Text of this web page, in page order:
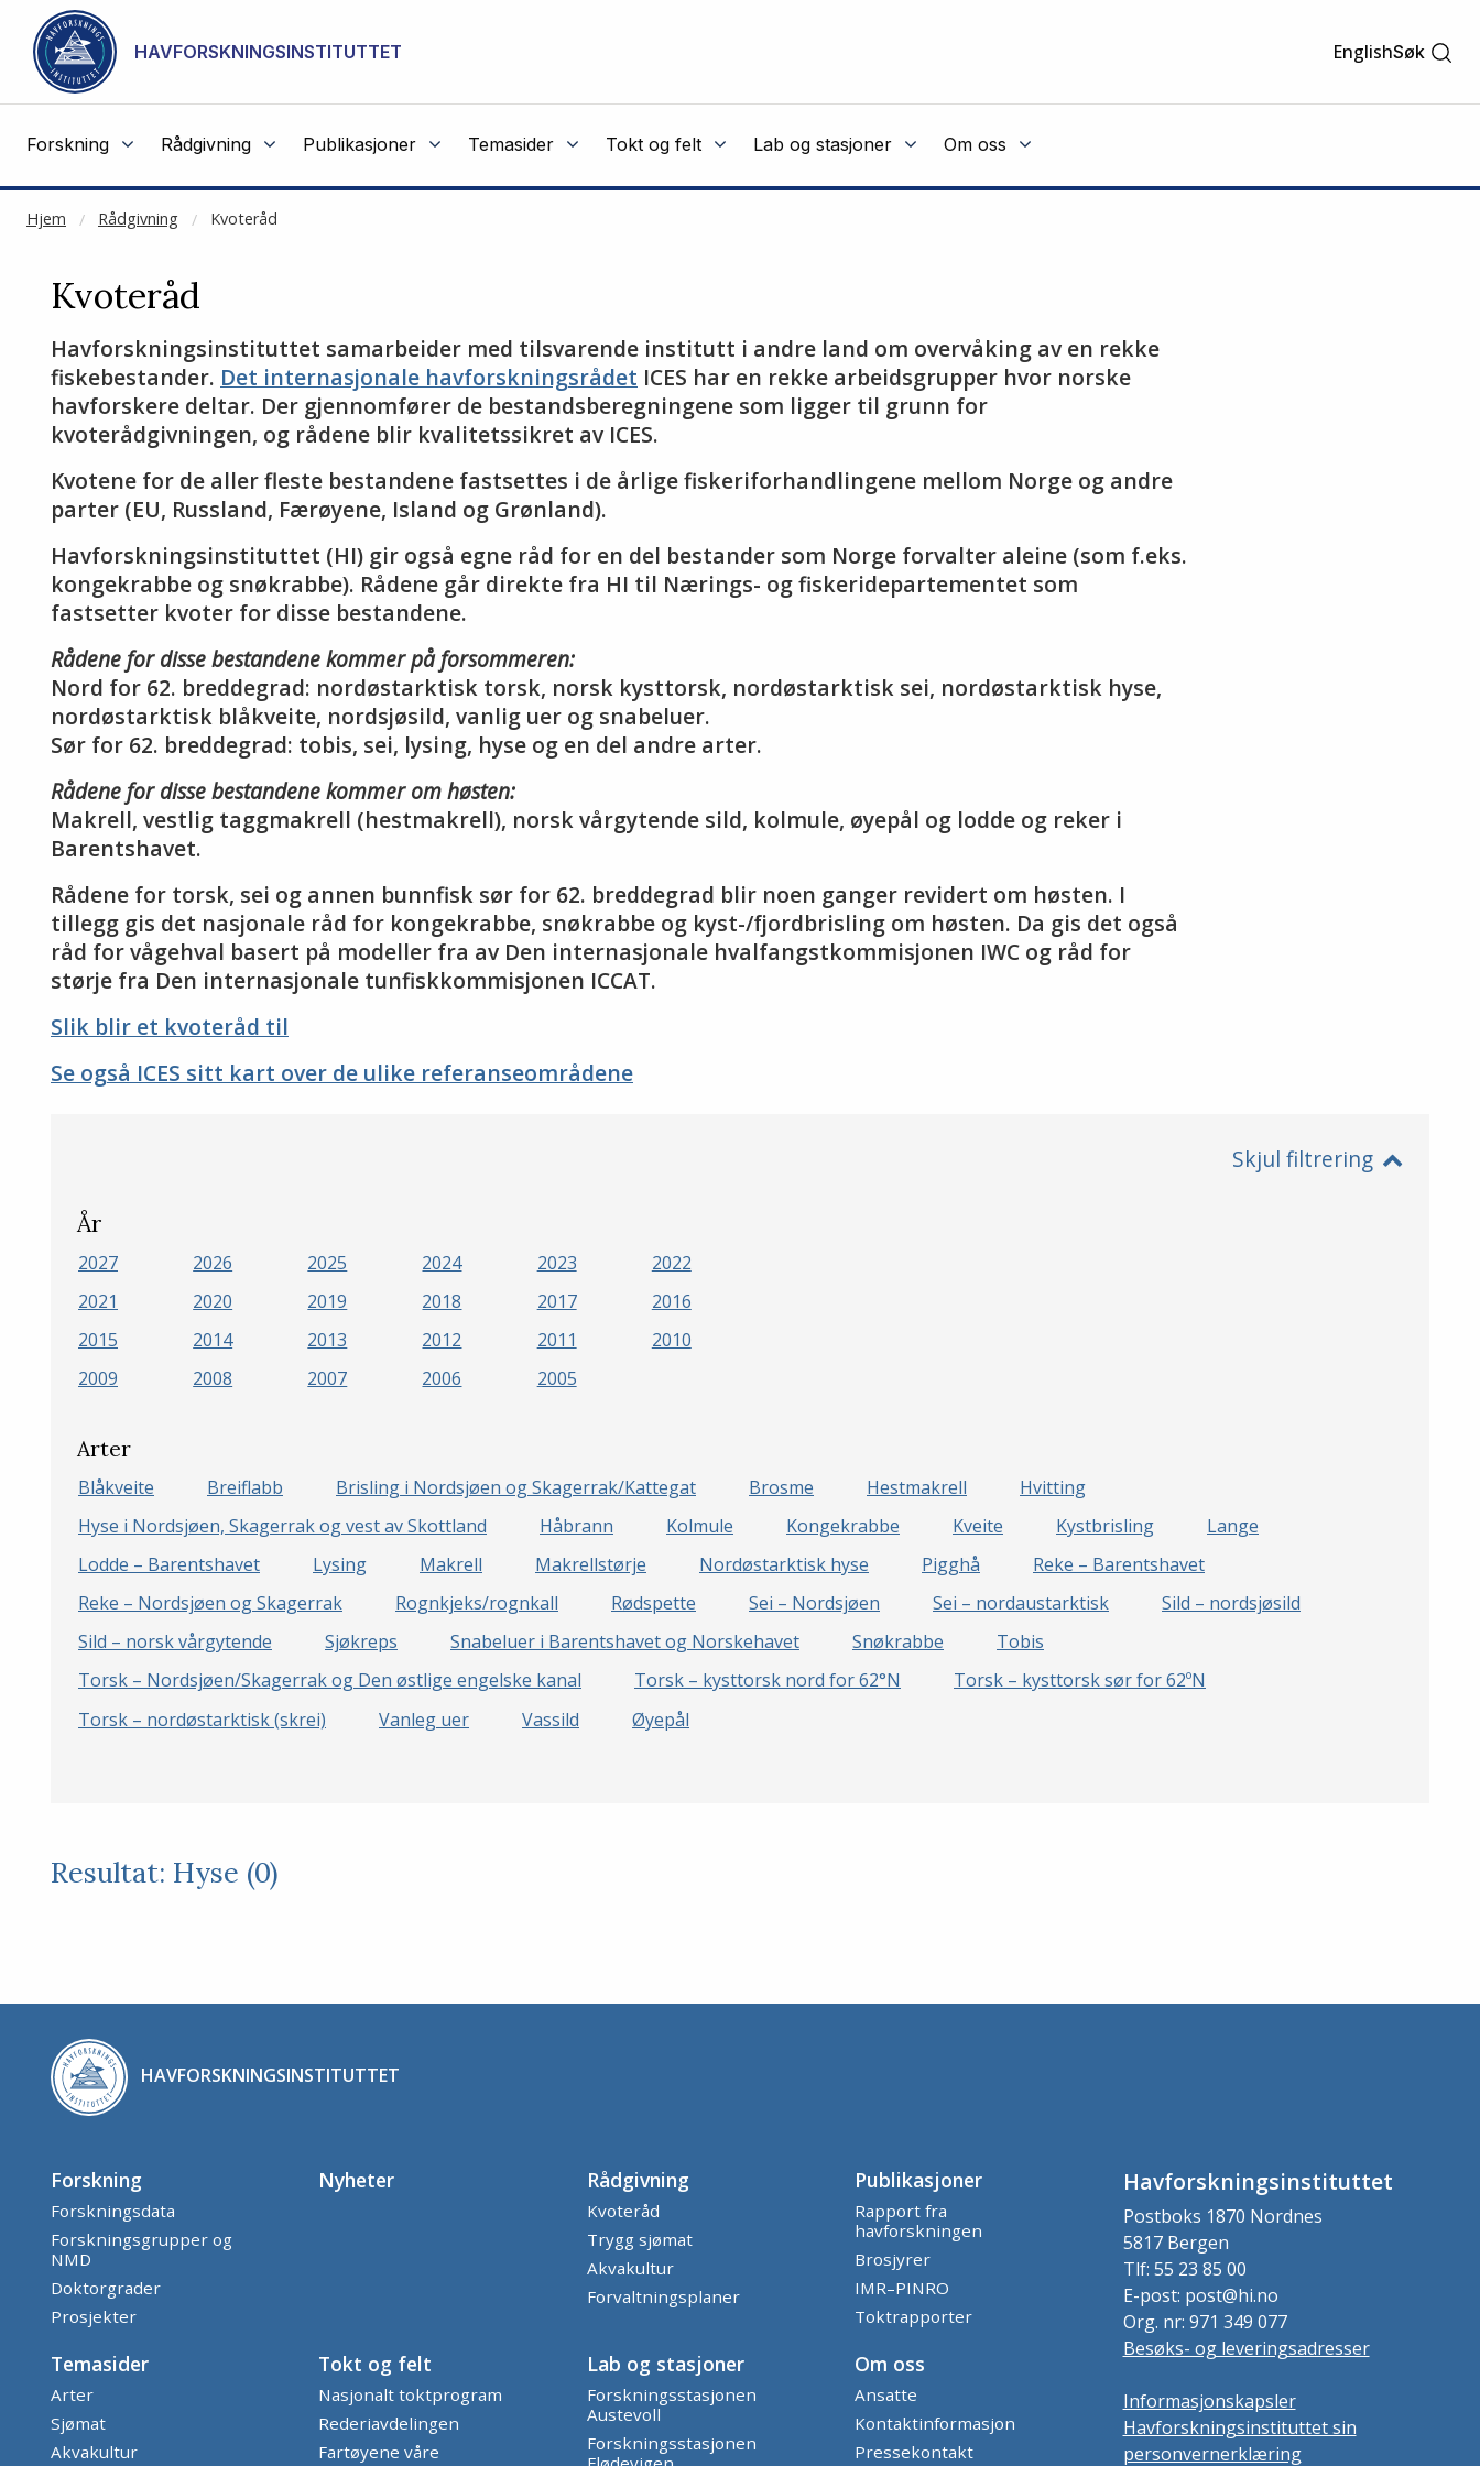
Gå til hovedinnhold
HAVFORSKNINGSINSTITUTTET EnglishSøk
Forskning Rådgivning Publikasjoner Temasider Tokt og felt Lab og stasjoner Om oss
Hjem Rådgivning Kvoteråd
NOT CACHED
Kvoteråd
Havforskningsinstituttet samarbeider med tilsvarende institutt i andre land om overvåking av en rekke
fiskebestander. Det internasjonale havforskningsrådet ICES har en rekke arbeidsgrupper hvor norske
havforskere deltar. Der gjennomfører de bestandsberegningene som ligger til grunn for
kvoterådgivningen, og rådene blir kvalitetssikret av ICES.
Kvotene for de aller fleste bestandene fastsettes i de årlige fiskeriforhandlingene mellom Norge og andre
parter (EU, Russland, Færøyene, Island og Grønland).
Havforskningsinstituttet (HI) gir også egne råd for en del bestander som Norge forvalter aleine (som f.eks.
kongekrabbe og snøkrabbe). Rådene går direkte fra HI til Nærings- og fiskeridepartementet som
fastsetter kvoter for disse bestandene.
Rådene for disse bestandene kommer på forsommeren:
Nord for 62. breddegrad: nordøstarktisk torsk, norsk kysttorsk, nordøstarktisk sei, nordøstarktisk hyse,
nordøstarktisk blåkveite, nordsjøsild, vanlig uer og snabeluer.
Sør for 62. breddegrad: tobis, sei, lysing, hyse og en del andre arter.
Rådene for disse bestandene kommer om høsten:
Makrell, vestlig taggmakrell (hestmakrell), norsk vårgytende sild, kolmule, øyepål og lodde og reker i
Barentshavet.
Rådene for torsk, sei og annen bunnfisk sør for 62. breddegrad blir noen ganger revidert om høsten. I
tillegg gis det nasjonale råd for kongekrabbe, snøkrabbe og kyst-/fjordbrisling om høsten. Da gis det også
råd for vågehval basert på modeller fra av Den internasjonale hvalfangstkommisjonen IWC og råd for
størje fra Den internasjonale tunfiskkommisjonen ICCAT.
Slik blir et kvoteråd til
Se også ICES sitt kart over de ulike referanseområdene
Skjul filtrering
År
2027 2026 2025 2024 2023
2022
2021
2020 2019 2018 2017
2016
2015
2014 2013 2012 2011
2010
2009
2008 2007 2006 2005
Arter
Blåkveite Breiflabb Brisling i Nordsjøen og Skagerrak/Kattegat Brosme Hestmakrell
Hvitting
Hyse i Nordsjøen, Skagerrak og vest av Skottland
Håbrann Kolmule Kongekrabbe Kveite Kystbrisling
Lange
Lodde – Barentshavet
Lysing Makrell Makrellstørje Nordøstarktisk hyse Pigghå
Reke – Barentshavet
Reke – Nordsjøen og Skagerrak
Rognkjeks/rognkall Rødspette Sei – Nordsjøen Sei – nordaustarktisk
Sild – nordsjøsild
Sild – norsk vårgytende
Sjøkreps Snabeluer i Barentshavet og Norskehavet Snøkrabbe
Tobis
Torsk – Nordsjøen/Skagerrak og Den østlige engelske kanal
Torsk – kysttorsk nord for 62°N
Torsk – kysttorsk sør for 62ºN
Torsk – nordøstarktisk (skrei)
Vanleg uer Vassild Øyepål
Resultat: Hyse (0)
HAVFORSKNINGSINSTITUTTET
Forskning
Forskningsdata
Forskningsgrupper og
NMD
Doktorgrader
Prosjekter
Nyheter Rådgivning
Kvoteråd
Trygg sjømat
Akvakultur
Forvaltningsplaner
Publikasjoner
Rapport fra
havforskningen
Brosjyrer
IMR–PINRO
Toktrapporter
Temasider
Arter
Sjømat
Akvakultur
Tokt og felt
Nasjonalt toktprogram
Rederiavdelingen
Fartøyene våre
Lab og stasjoner
Forskningsstasjonen
Austevoll
Forskningsstasjonen
Om oss
Ansatte
Kontaktinformasjon
Pressekontakt
Havforskningsinstituttet
Postboks 1870 Nordnes
5817 Bergen
Tlf: 55 23 85 00
E-post: post@hi.no
Org. nr: 971 349 077
Besøks- og leveringsadresser
Informasjonskapsler
Havforskningsinstituttet sin
personvernerklæring